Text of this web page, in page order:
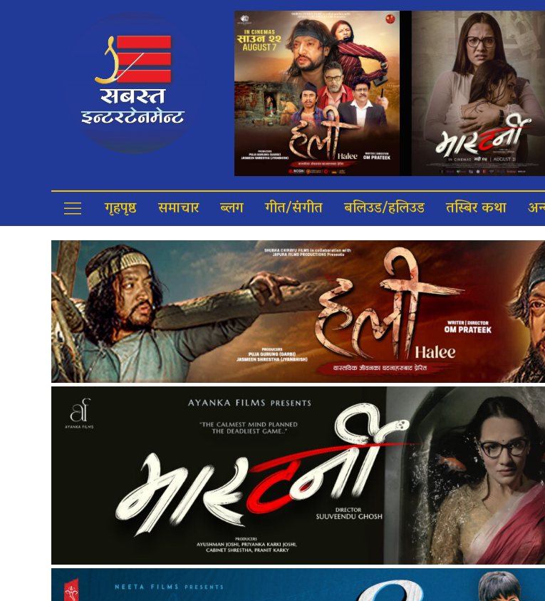
गृहपृष्ठ समाचार ब्लग गीत/संगीत बलिउड/हलिउड तस्बिर कथा